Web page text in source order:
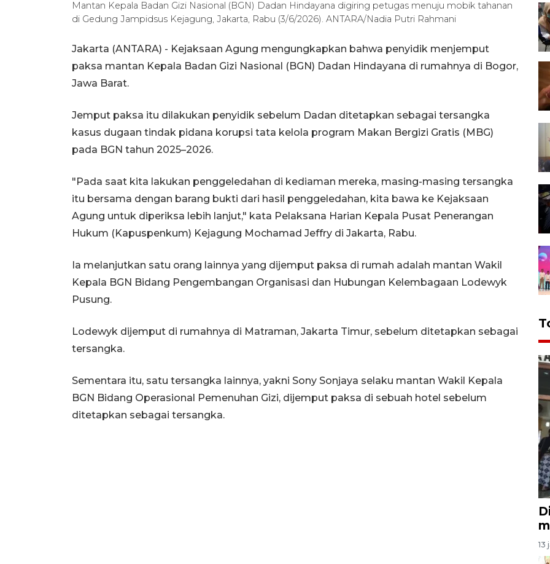
Mantan Kepala Badan Gizi Nasional (BGN) Dadan Hindayana digiring petugas menuju mobik tahanan
di Gedung Jampidsus Kejagung, Jakarta, Rabu (3/6/2026). ANTARA/Nadia Putri Rahmani
Jakarta (ANTARA) - Kejaksaan Agung mengungkapkan bahwa penyidik menjemput
paksa mantan Kepala Badan Gizi Nasional (BGN) Dadan Hindayana di rumahnya di Bogor,
Jawa Barat.
Jemput paksa itu dilakukan penyidik sebelum Dadan ditetapkan sebagai tersangka
kasus dugaan tindak pidana korupsi tata kelola program Makan Bergizi Gratis (MBG)
pada BGN tahun 2025–2026.
"Pada saat kita lakukan penggeledahan di kediaman mereka, masing-masing tersangka
itu bersama dengan barang bukti dari hasil penggeledahan, kita bawa ke Kejaksaan
Agung untuk diperiksa lebih lanjut," kata Pelaksana Harian Kepala Pusat Penerangan
Hukum (Kapuspenkum) Kejagung Mochamad Jeffry di Jakarta, Rabu.
Ia melanjutkan satu orang lainnya yang dijemput paksa di rumah adalah mantan Wakil
Kepala BGN Bidang Pengembangan Organisasi dan Hubungan Kelembagaan Lodewyk
Pusung.
Lodewyk dijemput di rumahnya di Matraman, Jakarta Timur, sebelum ditetapkan sebagai
tersangka.
Sementara itu, satu tersangka lainnya, yakni Sony Sonjaya selaku mantan Wakil Kepala
BGN Bidang Operasional Pemenuhan Gizi, dijemput paksa di sebuah hotel sebelum
ditetapkan sebagai tersangka.
13